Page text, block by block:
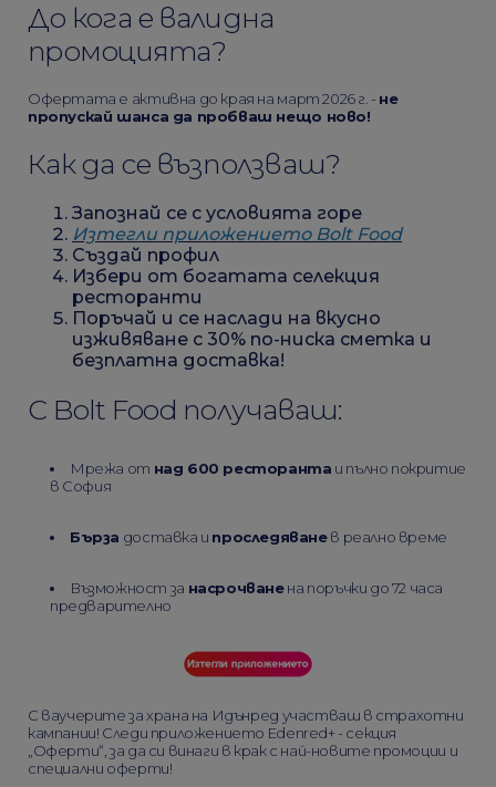
До кога е валидна
промоцията?
Офертата е активна до края на март 2026 г. - не
пропускай шанса да пробваш нещо ново!
Как да се възползваш?
Запознай се с условията горе
Изтегли приложението Bolt Food
Създай профил
Избери от богатата селекция
ресторанти
Поръчай и се наслади на вкусно
изживяване с 30% по-ниска сметка и
безплатна доставка!
С Bolt Food получаваш:
Мрежа от над 600 ресторанта и пълно покритие
в София
Бърза доставка и проследяванев реално време
Възможност за насрочванена поръчки до 72 часа
предварително
С ваучерите за храна на Идънред участваш в страхотни
кампании! Следи приложението Edenred+ - секция
„Оферти“, за да си винаги в крак с най-новите промоции и
специални оферти!